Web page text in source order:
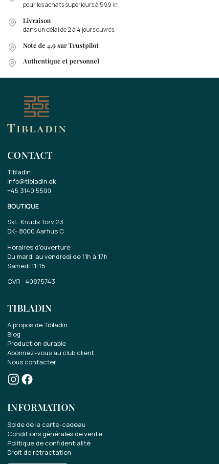
pour les achats supérieurs à 599 kr.
Livraison
dans un délai de 2 à 4 jours ouvrés
Note de 4,9 sur Trustpilot
Authentique et personnel
CONTACT
Tibladin
info@tibladin.dk
+45 3140 5500
BOUTIQUE
Skt. Knuds Torv 23
DK- 8000 Aarhus C
Horaires d'ouverture :
Du mardi au vendredi de 11h à 17h
Samedi 11-15
CVR : 40875743
TIBLADIN
À propos de Tibladin
Blog
Production durable
Abonnez-vous au club client
Nous contacter
INFORMATION
Solde de la carte-cadeau
Conditions générales de vente
Politique de confidentialité
Droit de rétractation
Gagnez une carte cadeau
Participez au concours pour une carte
cadeau de 70 EUR.
Recevez les dernières nouvelles sur notre